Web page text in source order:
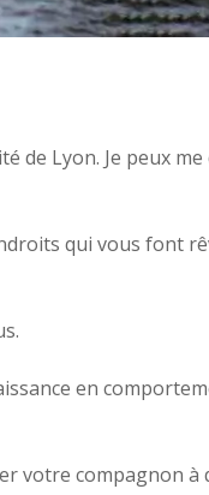
de Lyon. Je peux
qui vous font
en
votre compagnon à